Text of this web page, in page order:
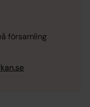
församling